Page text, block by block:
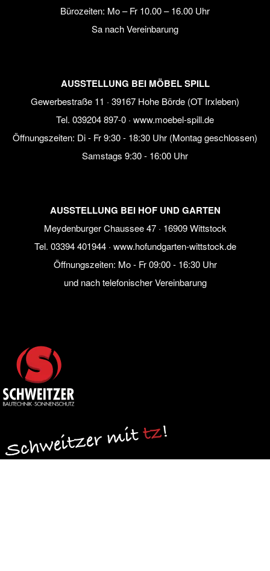
Bürozeiten: Mo – Fr 10.00 – 16.00 Uhr
Sa nach Vereinbarung
AUSSTELLUNG BEI MÖBEL SPILL
Gewerbestraße 11 · 39167 Hohe Börde (OT Irxleben)
Tel. 039204 897-0 · www.moebel-spill.de
Öffnungszeiten: Di - Fr 9:30 - 18:30 Uhr (Montag geschlossen)
Samstags 9:30 - 16:00 Uhr
AUSSTELLUNG BEI HOF UND GARTEN
Meydenburger Chaussee 47 · 16909 Wittstock
Tel. 03394 401944· www.hofundgarten-wittstock.de
Öffnungszeiten: Mo - Fr 09:00 - 16:30 Uhr
und nach telefonischer Vereinbarung